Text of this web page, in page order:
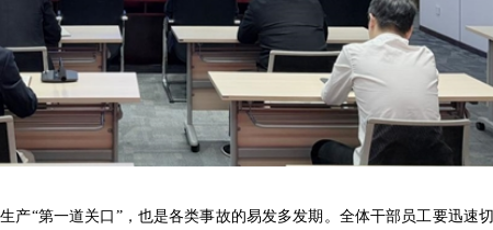
产“第一道关口”，也是各类事故的易发多发期。全体干部员工要迅速切